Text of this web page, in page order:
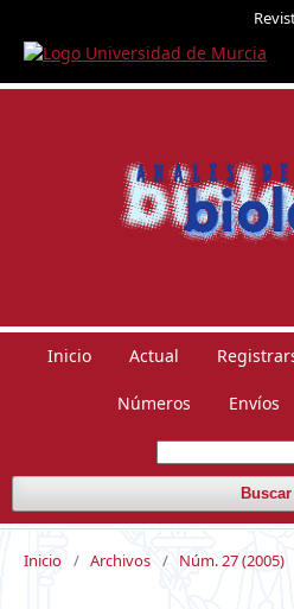
Inicio Actual
Números Envíos
Buscar
Inicio / Archivos / Núm. 27 (2005)